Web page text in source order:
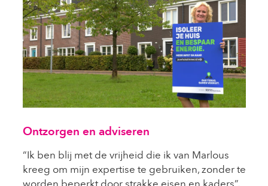
Ontzorgen en adviseren
“Ik ben blij met de vrijheid die ik van Marlous
kreeg om mijn expertise te gebruiken, zonder te